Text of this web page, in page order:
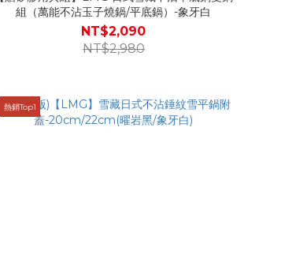
組（萬能不沾玉子燒鍋/平底鍋）-象牙白
NT$2,090
NT$2,980
熱銷Top1